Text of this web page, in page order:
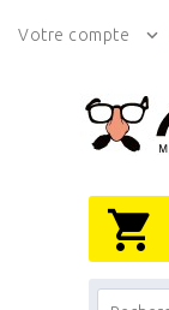
Votre compte